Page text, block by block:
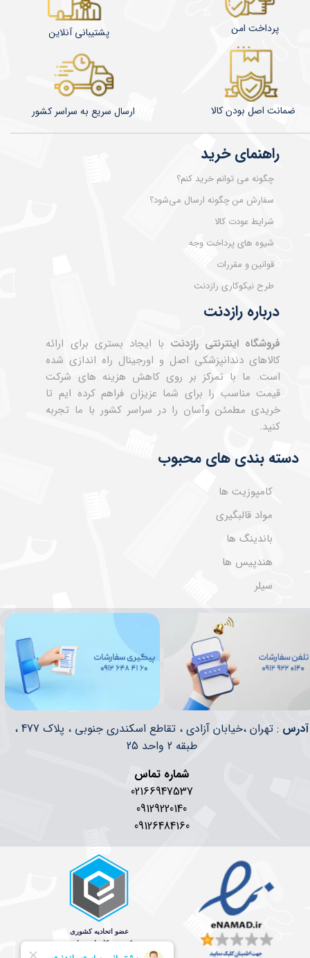
درباره رازدنت
فروشگاه اینترنتی رازدنت با ایجاد بستری برای ارائه
کالاهای دندانپزشکی اصل و اورجینال راه اندازی شده
است. ما با تمرکز بر روی کاهش هزینه های شرکت
قیمت مناسب را برای شما عزیزان فراهم کرده ایم تا
خریدی مطمئن وآسان را در سراسر کشور با ما تجربه
کنید.
راهنمای خرید
چگونه می توانم خرید کنم؟
سفارش من چگونه ارسال می‌شود؟
شرایط عودت کالا
شیوه های پرداخت وجه
قوانین و مقررات
طرح نیکوکاری رازدنت
دسته بندی های محبوب
کامپوزیت ها
مواد قالبگیری
باندینگ ها
هندپیس ها
سیلر
​​آدرس
: تهران ،خیابان آزادی ، تقاطع اسکندری جنوبی ، پلاک 477 ،
طبقه 2 واحد 25
شماره تماس
02166947537
09129220140
09126484160
​​​​ارسال سریع به سراسر کشور ضمانت اصل بودن کالا
پشتیبانی آنلاین پرداخت امن